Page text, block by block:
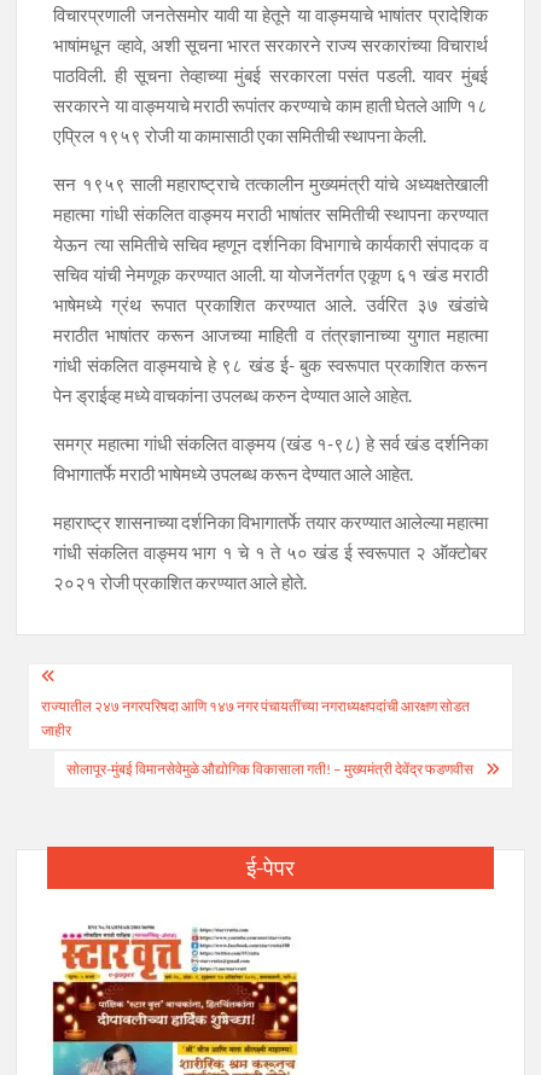
विचारप्रणाली जनतेसमोर यावी या हेतूने या वाङ्मयाचे भाषांतर प्रादेशिक
भाषांमधून व्हावे, अशी सूचना भारत सरकारने राज्य सरकारांच्या विचारार्थ
पाठविली. ही सूचना तेव्हाच्या मुंबई सरकारला पसंत पडली. यावर मुंबई
सरकारने या वाङ्मयाचे मराठी रूपांतर करण्याचे काम हाती घेतले आणि १८
एप्रिल १९५९ रोजी या कामासाठी एका समितीची स्थापना केली.
सन १९५९ साली महाराष्ट्राचे तत्कालीन मुख्यमंत्री यांचे अध्यक्षतेखाली
महात्मा गांधी संकलित वाङ्मय मराठी भाषांतर समितीची स्थापना करण्यात
येऊन त्या समितीचे सचिव म्हणून दर्शनिका विभागाचे कार्यकारी संपादक व
सचिव यांची नेमणूक करण्यात आली. या योजनेंतर्गत एकूण ६१ खंड मराठी
भाषेमध्ये ग्रंथ रूपात प्रकाशित करण्यात आले. उर्वरित ३७ खंडांचे
मराठीत भाषांतर करून आजच्या माहिती व तंत्रज्ञानाच्या युगात महात्मा
गांधी संकलित वाङ्मयाचे हे ९८ खंड ई- बुक स्वरूपात प्रकाशित करून
पेन ड्राईव्ह मध्ये वाचकांना उपलब्ध करुन देण्यात आले आहेत.
समग्र महात्मा गांधी संकलित वाङ्मय (खंड १-९८) हे सर्व खंड दर्शनिका
विभागातर्फे मराठी भाषेमध्ये उपलब्ध करून देण्यात आले आहेत.
महाराष्ट्र शासनाच्या दर्शनिका विभागातर्फे तयार करण्यात आलेल्या महात्मा
गांधी संकलित वाङ्मय भाग १ चे १ ते ५० खंड ई स्वरूपात २ ऑक्टोबर
२०२१ रोजी प्रकाशित करण्यात आले होते.
Post
navigation
राज्यातील २४७ नगरपरिषदा आणि १४७ नगर पंचायतींच्या नगराध्यक्षपदांची आरक्षण सोडत
जाहीर
सोलापूर-मुंबई विमानसेवेमुळे औद्योगिक विकासाला गती! – मुख्यमंत्री देवेंद्र फडणवीस
ई-पेपर